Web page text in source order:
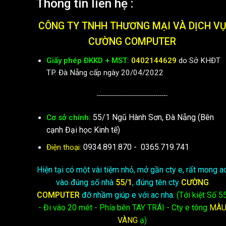
Thông tin liên hệ :
CÔNG TY TNHH THƯƠNG MẠI VÀ DỊCH VỤ
CƯỜNG COMPUTER
Giấy phép ĐKKD + MST: 0402144629 do Sở KHĐT
TP. Đà Nẵng cấp ngày 20/04/2022
-----------------------------------
Cơ sở chính: 55/1 Ngũ Hành Sơn, Đà Nẵng (Bên
cạnh Đại học Kinh tế)
Điện thoại: 0934.891.870 - 0365.719.741
Hiện tại có một vài tiệm nhỏ, mở gần cty e, rất mong
vào đúng số nhà 55/1, đúng tên cty CƯỜNG
COMPUTER đỡ nhầm giúp e với ac nha. (Tới kiệt Số
- Đi vào 20 mét - Phía bên TAY TRÁI - Cty e tôngMÀU
VÀNG ạ)